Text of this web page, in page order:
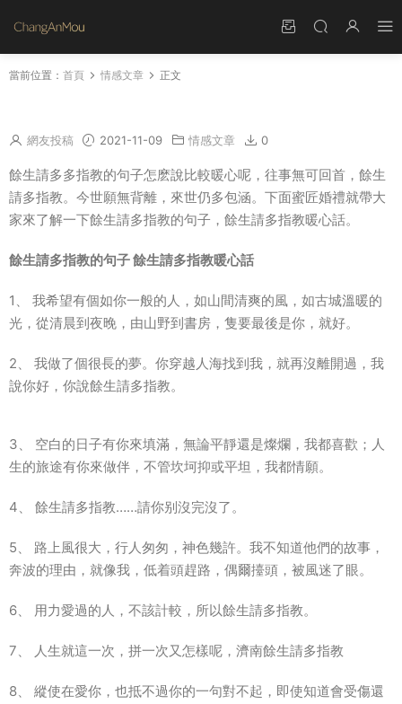
當前位置： 首頁 情感文章 正文
網友投稿 2021-11-09 情感文章 0
餘生請多多指教的句子怎麽說比較暖心呢，往事無可回首，餘生
請多指教。今世願無背離，來世仍多包涵。下面蜜匠婚禮就帶大
家來了解一下餘生請多指教的句子，餘生請多指教暖心話。
餘生請多指教的句子 餘生請多指教暖心話
1、 我希望有個如你一般的人，如山間清爽的風，如古城溫暖的
光，從清晨到夜晚，由山野到書房，隻要最後是你，就好。
2、 我做了個很長的夢。你穿越人海找到我，就再沒離開過，我
說你好，你說餘生請多指教。
3、 空白的日子有你來填滿，無論平靜還是燦爛，我都喜歡；人
生的旅途有你來做伴，不管坎坷抑或平坦，我都情願。
4、 餘生請多指教……請你别沒完沒了。
5、 路上風很大，行人匆匆，神色幾許。我不知道他們的故事，
奔波的理由，就像我，低着頭趕路，偶爾擡頭，被風迷了眼。
6、 用力愛過的人，不該計較，所以餘生請多指教。
7、 人生就這一次，拼一次又怎樣呢，濟南餘生請多指教
8、 縱使在愛你，也抵不過你的一句對不起，即使知道會受傷還